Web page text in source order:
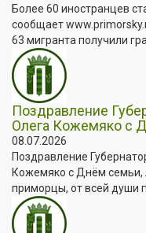
Более 60 иностранцев
сообщает
63 мигранта получили
Поздравление
Олега Кожемяко с
08.07.2026
Поздравление
Кожемяко с Днём семьи,
приморцы, от всей души